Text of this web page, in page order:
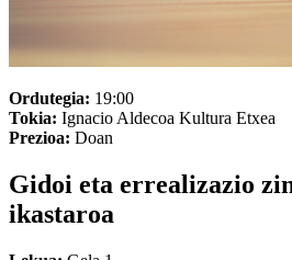
Ordutegia: 19:00
Tokia: Ignacio Aldecoa Kultura Etxea
Prezioa: Doan
Gidoi eta errealizazio
ikastaroa